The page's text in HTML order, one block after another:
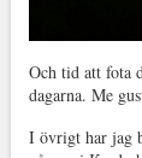
Och tid att fota
dagarna. Me
I övrigt har jag